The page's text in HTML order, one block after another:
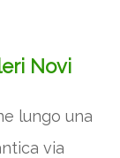
Novi
lungo una
via